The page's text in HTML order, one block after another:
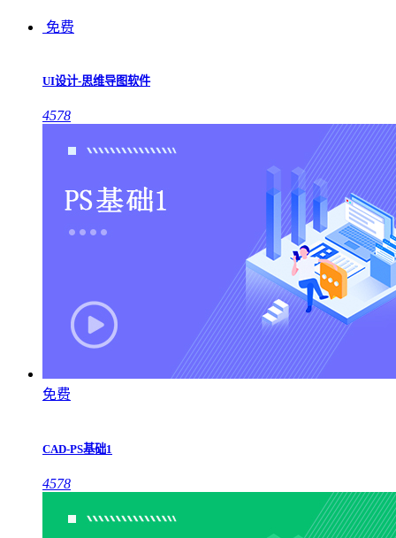
免费
UI设计-思维导图软件
4578
免费
CAD-PS基础1
4578